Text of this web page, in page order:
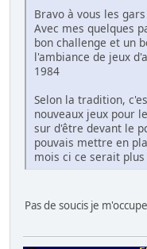
Bravo à vous les
Avec mes quelques
bon challenge et un
l'ambiance de jeux
1984
Selon la tradition,
nouveaux jeux pour
sur d'être devant le
pouvais mettre en
mois ci ce serait plus
Pas de soucis je